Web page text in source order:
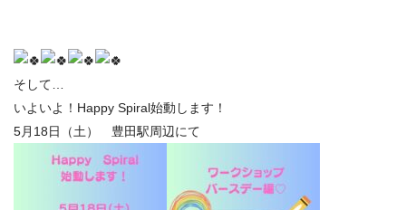
そして…
いよいよ！Happy Spiral始動します！
5月18日（土） 豊田駅周辺にて